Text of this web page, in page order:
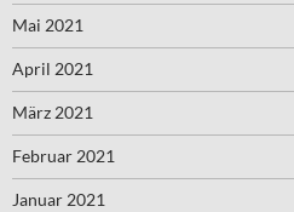
Mai 2021
April 2021
März 2021
Februar 2021
Januar 2021